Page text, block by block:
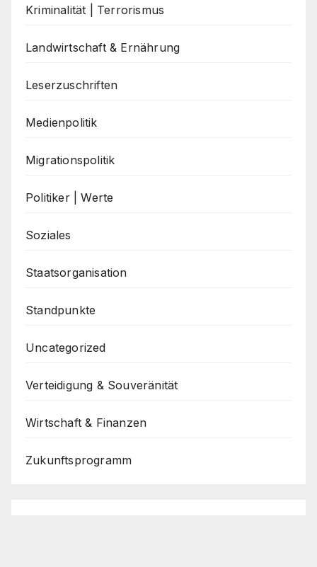
Kriminalität | Terrorismus
Landwirtschaft & Ernährung
Leserzuschriften
Medienpolitik
Migrationspolitik
Politiker | Werte
Soziales
Staatsorganisation
Standpunkte
Uncategorized
Verteidigung & Souveränität
Wirtschaft & Finanzen
Zukunftsprogramm